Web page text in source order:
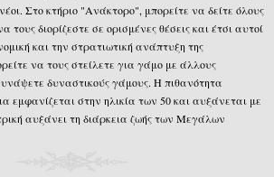
Στο κτήριο "Ανάκτορο", μπορείτε να δείτε όλους
τους διορίζεστε σε ορισμένες θέσεις και έτσι αυτοί
και την στρατιωτική ανάπτυξη της
να τους στείλετε για γάμο με άλλους
δυναστικούς γάμους. Η πιθανότητα
εμφανίζεται στην ηλικία των 50 και αυξάνεται με
αυξάνει τη διάρκεια ζωής των Μεγάλων